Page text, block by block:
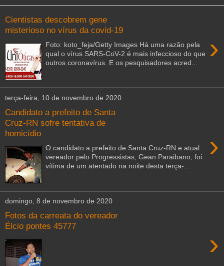
Cientistas descobrem gene
misterioso no vírus da covid-19
›
Foto: koto_feja/Getty Images Há uma razão pela
qual o vírus SARS-CoV-2 é mais infeccioso do que
outros coronavírus. E os pesquisadores acred...
terça-feira, 10 de novembro de 2020
Candidato a prefeito de Santa
Cruz-RN sofre tentativa de
homicídio
›
O candidato a prefeito de Santa Cruz-RN e atual
vereador pelo Progressistas, Gean Paraibano, foi
vítima de um atentado na noite desta terça-...
domingo, 8 de novembro de 2020
Fotos da carreata do vereador
Élcio pontes 45777
›